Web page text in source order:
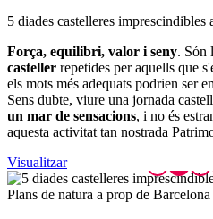
5 diades castelleres imprescindibles
Força, equilibri, valor i seny. Són
casteller repetides per aquells que
els mots més adequats podrien ser
Sens dubte, viure una jornada
un mar de sensacions, i no és
aquesta activitat tan nostrada
Visualitzar
Plans de natura a prop de Barcelona